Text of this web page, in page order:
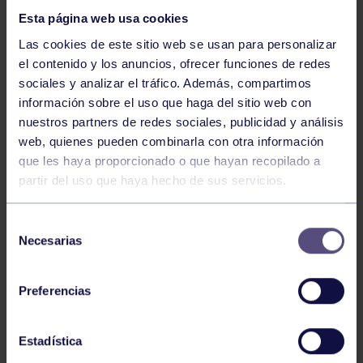
Esta página web usa cookies
Las cookies de este sitio web se usan para personalizar
el contenido y los anuncios, ofrecer funciones de redes
sociales y analizar el tráfico. Además, compartimos
información sobre el uso que haga del sitio web con
nuestros partners de redes sociales, publicidad y análisis
web, quienes pueden combinarla con otra información
que les haya proporcionado o que hayan recopilado a
partir del uso que haya hecho de sus servicios.
Necesarias
Preferencias
Estadística
Atletismo 22 Jun 2026
CAMPEONATO DE ASTURIAS SUB23 Y
ABSOLUTO
Atletismo